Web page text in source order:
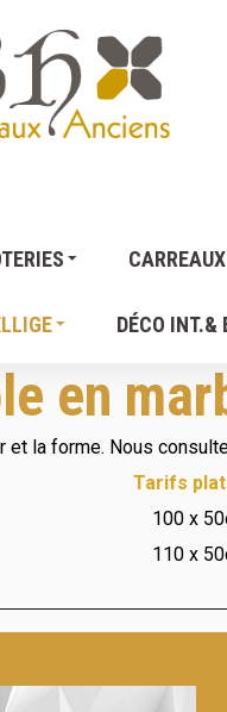
DÉCO INT.&
en
la forme. Nous
Tarifs
100 x
110 x